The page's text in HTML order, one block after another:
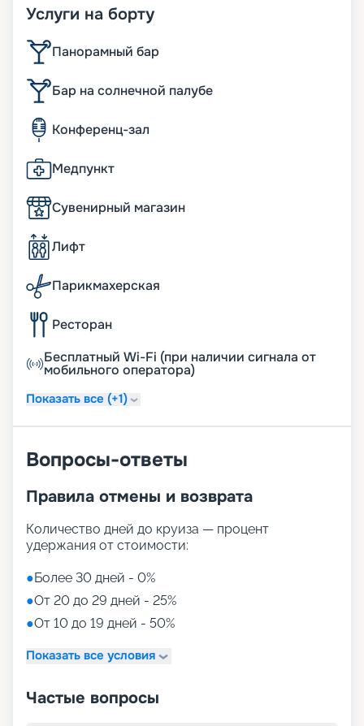
Услуги на борту
Панорамный бар
Бар на солнечной палубе
Конференц-зал
Медпункт
Сувенирный магазин
Лифт
Парикмахерская
Ресторан
Бесплатный Wi-Fi (при наличии сигнала от
мобильного оператора)
Показать все (+1)
Вопросы-ответы
Правила отмены и возврата
Количество дней до круиза — процент
удержания от стоимости:
●Более 30 дней - 0%
●От 20 до 29 дней - 25%
●От 10 до 19 дней - 50%
Показать все условия
Частые вопросы